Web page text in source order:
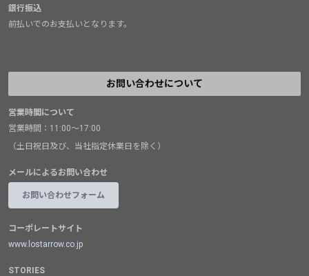
銀行振込
前払いでのお支払いとなります。
お問い合わせについて
営業時間について
営業時間：11:00～17:00
（土日祝日及び、当社指定休業日を除く）
メールによるお問い合わせ
お問い合わせフォーム
コーポレートサイト
www.lostarrow.co.jp
STORIES